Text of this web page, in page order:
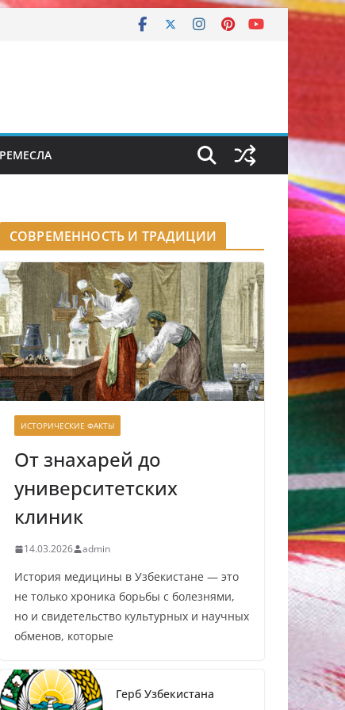
СОВРЕМЕННОСТЬ И ТРАДИЦИИ
ИСТОРИЧЕСКИЕ ФАКТЫ
От знахарей до
университетских
клиник
14.03.2026 admin
История медицины в Узбекистане — это
не только хроника борьбы с болезнями,
но и свидетельство культурных и научных
обменов, которые
Герб Узбекистана